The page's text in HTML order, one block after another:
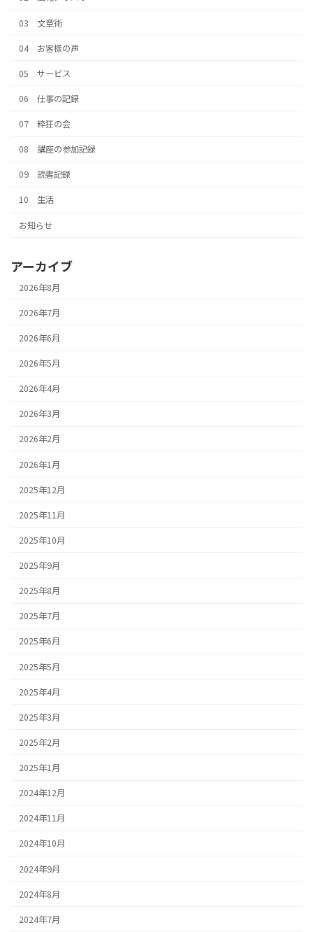
03 文章術
04 お客様の声
05 サービス
06 仕事の記録
07 粋狂の会
08 講座の参加記録
09 読書記録
10 生活
お知らせ
アーカイブ
2026年8月
2026年7月
2026年6月
2026年5月
2026年4月
2026年3月
2026年2月
2026年1月
2025年12月
2025年11月
2025年10月
2025年9月
2025年8月
2025年7月
2025年6月
2025年5月
2025年4月
2025年3月
2025年2月
2025年1月
2024年12月
2024年11月
2024年10月
2024年9月
2024年8月
2024年7月